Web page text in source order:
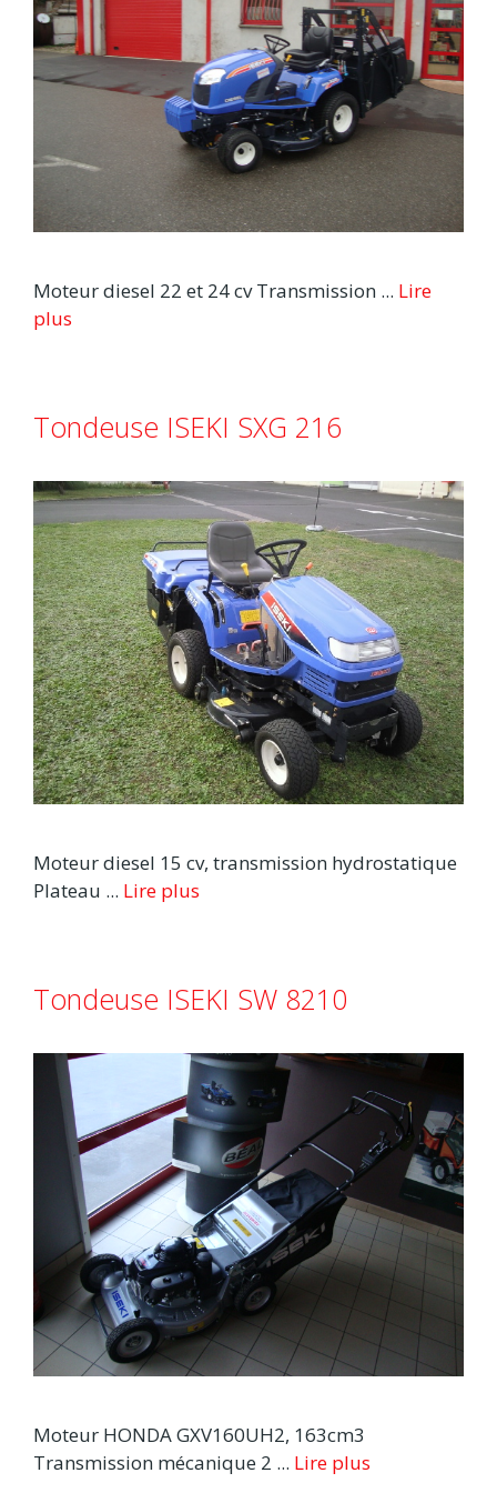
Moteur diesel 22 et 24 cv Transmission ... Lire
plus
Tondeuse ISEKI SXG 216
Moteur diesel 15 cv, transmission hydrostatique
Plateau ... Lire plus
Tondeuse ISEKI SW 8210
Moteur HONDA GXV160UH2, 163cm3
Transmission mécanique 2 ... Lire plus